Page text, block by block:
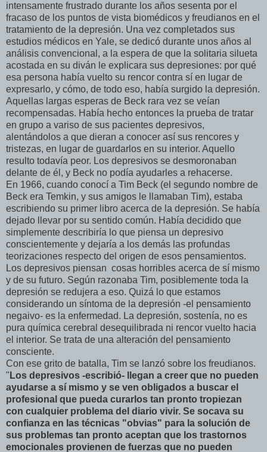
intensamente frustrado durante los años sesenta por el
fracaso de los puntos de vista biomédicos y freudianos en el
tratamiento de la depresión. Una vez completados sus
estudios médicos en Yale, se dedicó durante unos años al
análisis convencional, a la espera de que la solitaria silueta
acostada en su diván le explicara sus depresiones: por qué
esa persona había vuelto su rencor contra sí en lugar de
expresarlo, y cómo, de todo eso, había surgido la depresión.
Aquellas largas esperas de Beck rara vez se veían
recompensadas. Había hecho entonces la prueba de tratar
en grupo a variso de sus pacientes depresivos,
alentándolos a que dieran a conocer así sus rencores y
tristezas, en lugar de guardarlos en su interior. Aquello
resulto todavía peor. Los depresivos se desmoronaban
delante de él, y Beck no podía ayudarles a rehacerse.
En 1966, cuando conocí a Tim Beck (el segundo nombre de
Beck era Temkin, y sus amigos le llamaban Tim), estaba
escribiendo su primer libro acerca de la depresión. Se había
dejado llevar por su sentido común. Había decidido que
simplemente describiría lo que piensa un depresivo
conscientemente y dejaría a los demás las profundas
teorizaciones respecto del origen de esos pensamientos.
Los depresivos piensan cosas horribles acerca de sí mismo
y de su futuro. Según razonaba Tim, posiblemente toda la
depresión se redujera a eso. Quizá lo que estamos
considerando un síntoma de la depresión -el pensamiento
negaivo- es la enfermedad. La depresión, sostenía, no es
pura química cerebral desequilibrada ni rencor vuelto hacia
el interior. Se trata de una alteración del pensamiento
consciente.
Con ese grito de batalla, Tim se lanzó sobre los freudianos.
" Los depresivos -escribió- llegan a creer que no pueden
ayudarse a sí mismo y se ven obligados a buscar el
profesional que pueda curarlos tan pronto tropiezan
con cualquier problema del diario vivir. Se socava su
confianza en las técnicas "obvias" para la solución de
sus problemas tan pronto aceptan que los trastornos
emocionales provienen de fuerzas que no pueden